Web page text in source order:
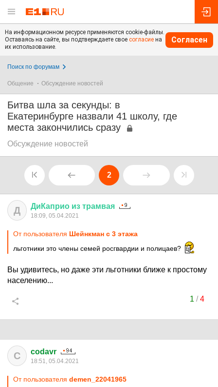
На информационном ресурсе применяются cookie-файлы.
Оставаясь на сайте, вы подтверждаете свое согласие на
их использование.
Согласен
Поиск по форумам
Общение Обсуждение новостей
Битва шла за секунды: в
Екатеринбурге назвали 41 школу, где
места закончились сразу
Обсуждение новостей
2
Д ДиКаприо из трамвая
18:09, 05.04.2021
От пользователя Шейнкман с 3 этажа
льготники это члены семей росгвардии и полицаев?
Вы удивитесь, но даже эти льготники ближе к простому
населению...
1 /4
C codavr
18:51, 05.04.2021
От пользователя demen_22041965